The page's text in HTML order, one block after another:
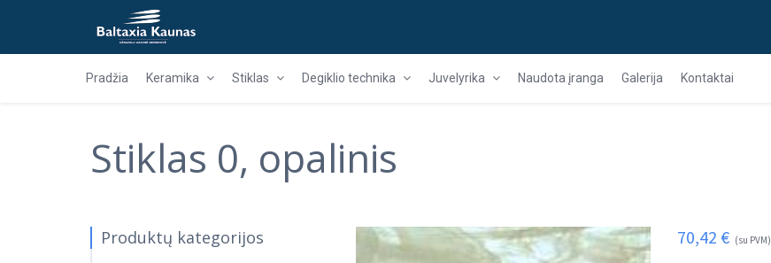
Pradžia Keramika Stiklas Degiklio technika Juvelyrika Naudota įranga Galerija Kontaktai
Stiklas 0, opalinis
70,42 € (su PVM)
Produktų kategorijos